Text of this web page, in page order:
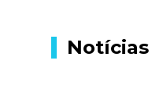
Notícias